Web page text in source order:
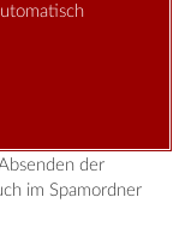
der
im Spamordner